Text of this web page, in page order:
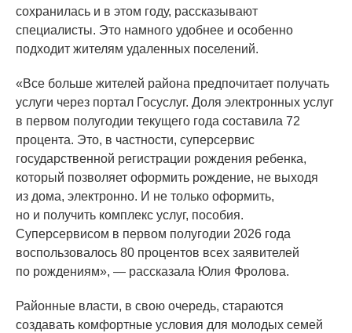
сохранилась и в этом году, рассказывают
специалисты. Это намного удобнее и особенно
подходит жителям удаленных поселений.
«Все больше жителей района предпочитает получать
услуги через портал Госуслуг. Доля электронных услуг
в первом полугодии текущего года составила 72
процента. Это, в частности, суперсервис
государственной регистрации рождения ребенка,
который позволяет оформить рождение, не выходя
из дома, электронно. И не только оформить,
но и получить комплекс услуг, пособия.
Суперсервисом в первом полугодии 2026 года
воспользовалось 80 процентов всех заявителей
по рождениям», — рассказала Юлия Фролова.
Районные власти, в свою очередь, стараются
создавать комфортные условия для молодых семей